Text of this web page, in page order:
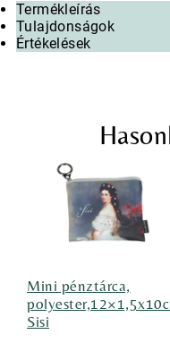
Termékleírás
Tulajdonságok
Értékelések
Mini pénztárca,
Sisi